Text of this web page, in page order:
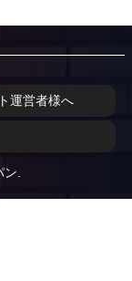
運営者様へ
.